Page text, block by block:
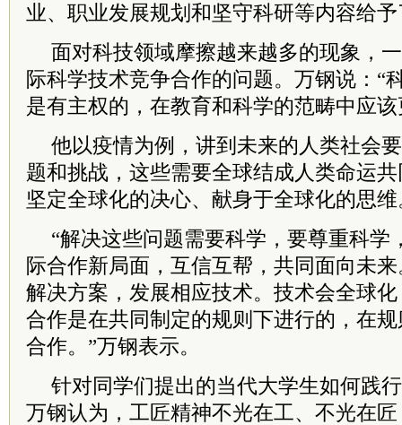
业、职业发展规划和坚守科研等内容给
面对科技领域摩擦越来越多的现象，
际科学技术竞争合作的问题。万钢说：“
是有主权的，在教育和科学的范畴中应
他以疫情为例，讲到未来的人类社会
题和挑战，这些需要全球结成人类命运
坚定全球化的决心、献身于全球化的思维
“解决这些问题需要科学，要尊重科学
际合作新局面，互信互帮，共同面向未
解决方案，发展相应技术。技术会全球
合作是在共同制定的规则下进行的，在
合作。”万钢表示。
针对同学们提出的当代大学生如何践
万钢认为，工匠精神不光在工、不光在